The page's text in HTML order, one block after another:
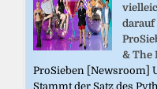
darauf
& The
ProSieben [Newsroom]
Stammt der Satz des